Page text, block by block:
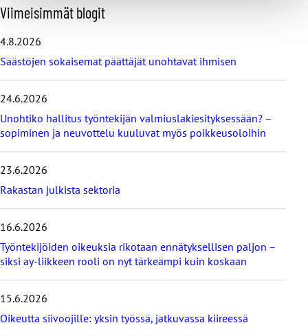
O
h
a
v
i
m
e
i
m
t
b
o
g
i
Viimeisimmät blogit
4.8.2026
Säästöjen sokaisemat päättäjät unohtavat ihmisen
24.6.2026
Unohtiko hallitus työntekijän valmiuslakiesityksessään? –
sopiminen ja neuvottelu kuuluvat myös poikkeusoloihin
23.6.2026
Rakastan julkista sektoria
16.6.2026
Työntekijöiden oikeuksia rikotaan ennätyksellisen paljon –
siksi ay-liikkeen rooli on nyt tärkeämpi kuin koskaan
15.6.2026
Oikeutta siivoojille: yksin työssä, jatkuvassa kiireessä